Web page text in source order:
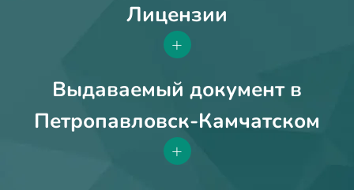
Лицензии
+
Выдаваемый документ в
Петропавловск-Камчатском
+